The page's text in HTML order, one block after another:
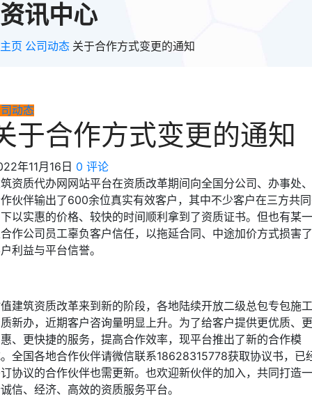
资讯中心
主页 公司动态 关于合作方式变更的通知
动态
于合作方式变更的通知
年11月16日 0 评论
资质代办网网站平台在资质改革期间向全国分公司、办事处、
伙伴输出了600余位真实有效客户，其中不少客户在三方共
以实惠的价格、较快的时间顺利拿到了资质证书。但也有某一
作公司员工辜负客户信任，以拖延合同、中途加价方式损害了
利益与平台信誉。
建筑资质改革来到新的阶段，各地陆续开放二级总包专包施工
新办，近期客户咨询量明显上升。为了给客户提供更优质、更
、更快捷的服务，提高合作效率，现平台推出了新的合作模
全国各地合作伙伴请微信联系18628315778获取协议书，已
协议的合作伙伴也需更新。也欢迎新伙伴的加入，共同打造一
信、经济、高效的资质服务平台。